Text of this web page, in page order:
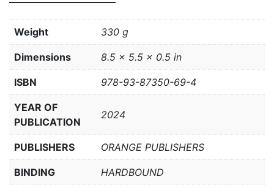
Weight 330 g
Dimensions 8.5 × 5.5 × 0.5 in
ISBN 978-93-87350-69-4
YEAR OF
PUBLICATION
2024
PUBLISHERS ORANGE PUBLISHERS
BINDING HARDBOUND